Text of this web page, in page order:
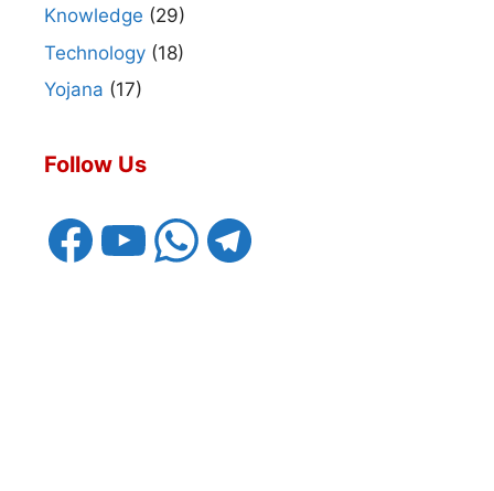
Knowledge (29)
Technology (18)
Yojana (17)
Follow Us
FacebookYouTubeWhatsAppTelegram